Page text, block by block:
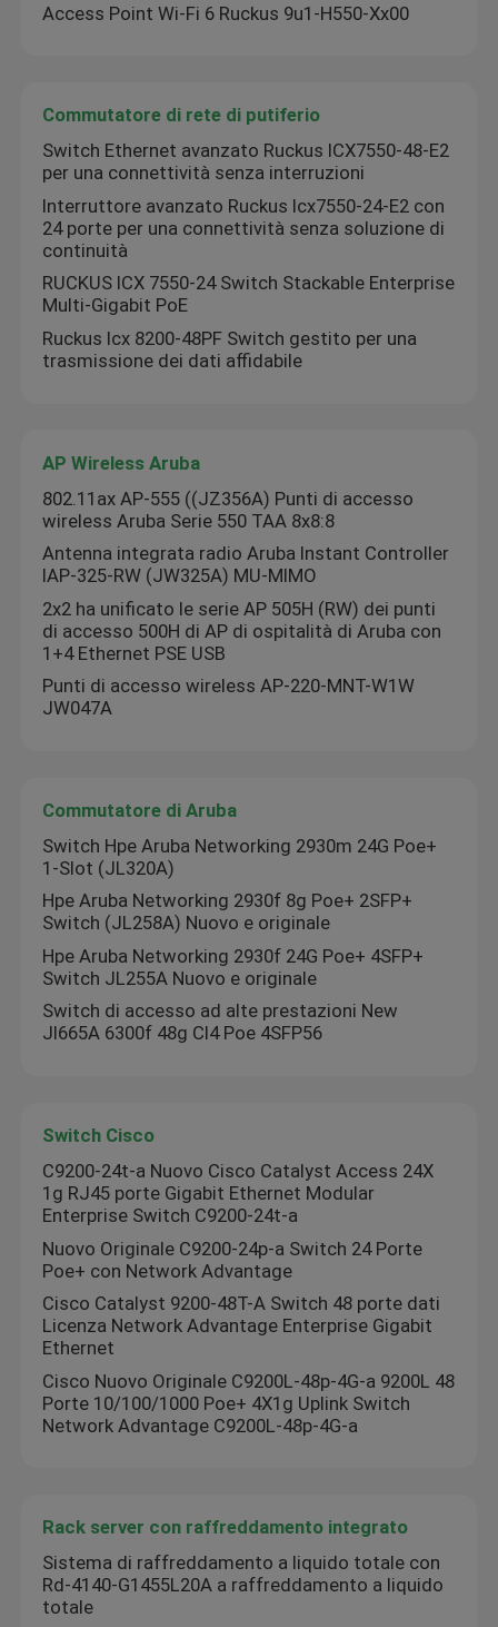
Access Point Wi-Fi 6 Ruckus 9u1-H550-Xx00
Commutatore di rete di putiferio
Switch Ethernet avanzato Ruckus ICX7550-48-E2
per una connettività senza interruzioni
Interruttore avanzato Ruckus Icx7550-24-E2 con
24 porte per una connettività senza soluzione di
continuità
RUCKUS ICX 7550-24 Switch Stackable Enterprise
Multi-Gigabit PoE
Ruckus Icx 8200-48PF Switch gestito per una
trasmissione dei dati affidabile
AP Wireless Aruba
802.11ax AP-555 ((JZ356A) Punti di accesso
wireless Aruba Serie 550 TAA 8x8:8
Antenna integrata radio Aruba Instant Controller
IAP-325-RW (JW325A) MU-MIMO
2x2 ha unificato le serie AP 505H (RW) dei punti
di accesso 500H di AP di ospitalità di Aruba con
1+4 Ethernet PSE USB
Punti di accesso wireless AP-220-MNT-W1W
JW047A
Commutatore di Aruba
Switch Hpe Aruba Networking 2930m 24G Poe+
1-Slot (JL320A)
Hpe Aruba Networking 2930f 8g Poe+ 2SFP+
Switch (JL258A) Nuovo e originale
Hpe Aruba Networking 2930f 24G Poe+ 4SFP+
Switch JL255A Nuovo e originale
Switch di accesso ad alte prestazioni New
Jl665A 6300f 48g Cl4 Poe 4SFP56
Switch Cisco
C9200-24t-a Nuovo Cisco Catalyst Access 24X
1g RJ45 porte Gigabit Ethernet Modular
Enterprise Switch C9200-24t-a
Nuovo Originale C9200-24p-a Switch 24 Porte
Poe+ con Network Advantage
Cisco Catalyst 9200-48T-A Switch 48 porte dati
Licenza Network Advantage Enterprise Gigabit
Ethernet
Cisco Nuovo Originale C9200L-48p-4G-a 9200L 48
Porte 10/100/1000 Poe+ 4X1g Uplink Switch
Network Advantage C9200L-48p-4G-a
Rack server con raffreddamento integrato
Sistema di raffreddamento a liquido totale con
Rd-4140-G1455L20A a raffreddamento a liquido
totale